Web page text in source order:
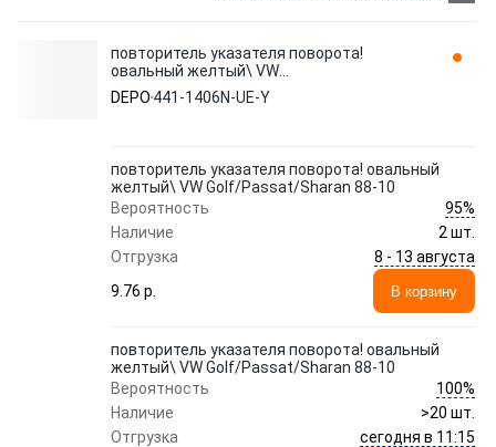
повторитель указателя поворота!
овальный желтый\ VW
Golf/Passat/Sharan 88-10 441-1406N-UE-Y
DEPO
DEPO 441-1406N-UE-Y
повторитель указателя поворота! овальный
желтый\ VW Golf/Passat/Sharan 88-10
Вероятность
95%
Наличие
2 шт.
Отгрузка
8 - 13 августа
9.76 p.
В корзину
повторитель указателя поворота! овальный
желтый\ VW Golf/Passat/Sharan 88-10
Вероятность
100%
Наличие
>20 шт.
Отгрузка
сегодня в 11:15